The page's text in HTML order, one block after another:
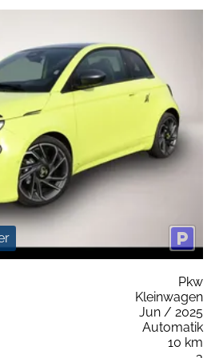
Pkw
Kleinwagen
Jun / 2025
Automatik
10 km